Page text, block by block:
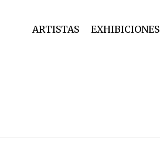
ARTISTAS EXHIBICIONES